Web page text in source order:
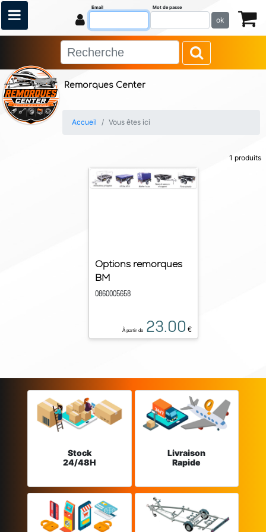
Remorques Center
Email Mot de passe
ok
Accueil Vous êtes ici
1 produits
Options remorques
BM
0860005658
À partir de 23.00 €
Stock
24/48H
Livraison
Rapide